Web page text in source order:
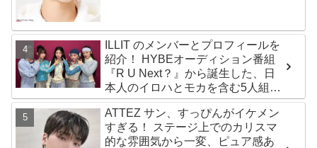
ILLIT のメンバーとプロフィールを
紹介！ HYBEオーディション番組
『R U Next？』から誕生した、日
本人のイロハとモカを含む5人組ガ
ールズグループ！ デビュー曲
「Magnetic」がいきなりの大ヒッ
ト
ATTEZ サン、すっぴんがイケメン
すぎる！ ステージ上でのカリスマ
的な雰囲気から一変、ピュア感あ